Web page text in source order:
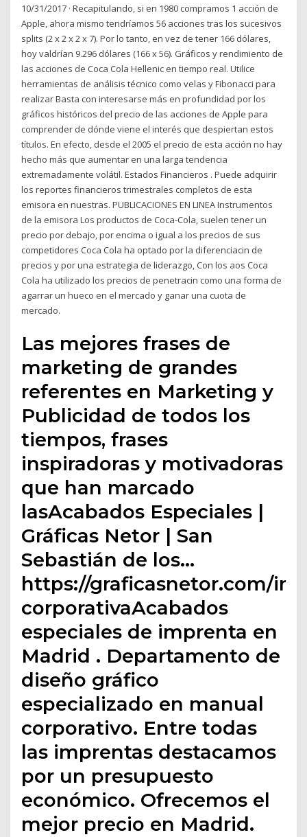
10/31/2017 · Recapitulando, si en 1980 compramos 1 acción de
Apple, ahora mismo tendríamos 56 acciones tras los sucesivos
splits (2 x 2 x 2 x 7). Por lo tanto, en vez de tener 166 dólares,
hoy valdrían 9.296 dólares (166 x 56). Gráficos y rendimiento de
las acciones de Coca Cola Hellenic en tiempo real. Utilice
herramientas de análisis técnico como velas y Fibonacci para
realizar Basta con interesarse más en profundidad por los
gráficos históricos del precio de las acciones de Apple para
comprender de dónde viene el interés que despiertan estos
títulos. En efecto, desde el 2005 el precio de esta acción no hay
hecho más que aumentar en una larga tendencia
extremadamente volátil. Estados Financieros . Puede adquirir
los reportes financieros trimestrales completos de esta
emisora en nuestras. PUBLICACIONES EN LINEA Instrumentos
de la emisora Los productos de Coca-Cola, suelen tener un
precio por debajo, por encima o igual a los precios de sus
competidores Coca Cola ha optado por la diferenciacin de
precios y por una estrategia de liderazgo, Con los aos Coca
Cola ha utilizado los precios de penetracin como una forma de
agarrar un hueco en el mercado y ganar una cuota de
mercado.
Las mejores frases de
marketing de grandes
referentes en Marketing y
Publicidad de todos los
tiempos, frases
inspiradoras y motivadoras
que han marcado
lasAcabados Especiales |
Gráficas Netor | San
Sebastián de los…
https://graficasnetor.com/
corporativaAcabados
especiales de imprenta en
Madrid . Departamento de
diseño gráfico
especializado en manual
corporativo. Entre todas
las imprentas destacamos
por un presupuesto
económico. Ofrecemos el
mejor precio en Madrid.